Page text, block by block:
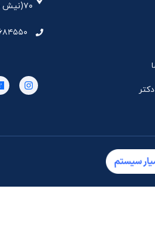
۷۰(نیش شیرینی فروشی نیشکر)، واحد ۳۳ ، طبقه ۵